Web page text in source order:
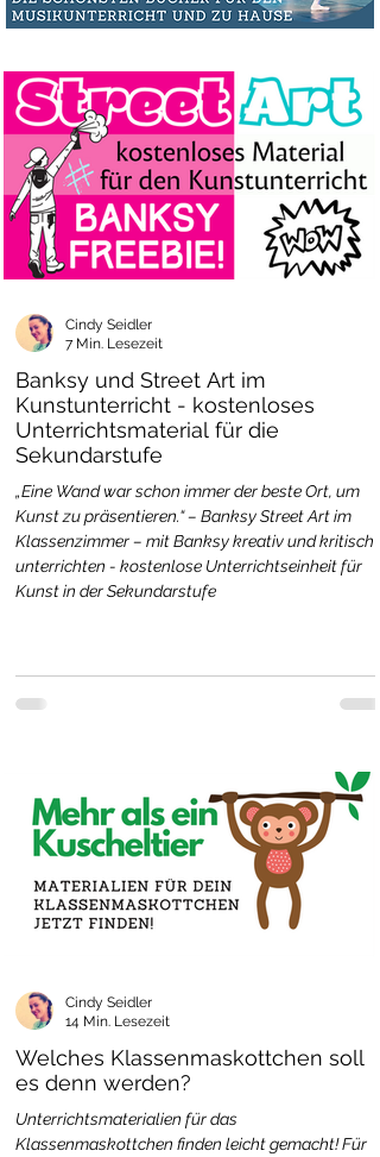
Banksy und Street Art im
Kunstunterricht - kostenloses
Unterrichtsmaterial für die
Sekundarstufe
„Eine Wand war schon immer der beste Ort, um
Kunst zu präsentieren.“ – Banksy Street Art im
Klassenzimmer – mit Banksy kreativ und kritisch
unterrichten - kostenlose Unterrichtseinheit für
Kunst in der Sekundarstufe
Cindy Seidler
7 Min. Lesezeit
Welches Klassenmaskottchen soll
es denn werden?
Unterrichtsmaterialien für das
Klassenmaskottchen finden leicht gemacht! Für
Cindy Seidler
14 Min. Lesezeit